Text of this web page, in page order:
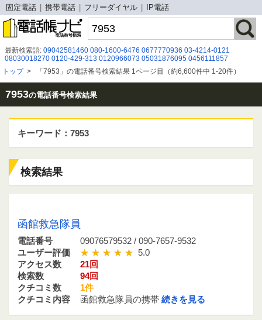
固定電話 携帯電話 フリーダイヤル IP電話
最新検索語: 09042581460 080-1600-6476 0677770936 03-4214-0121
08030018270 0120-429-313 0120966073 05031876095 0456111857
070-3155-3027
0120235601 0800 222 1205 0800-100-7634 09094144657
045-577-0604 08043493957 0120240853 0120 998 827 050 5370 4545
08001232147 08007778550 0120912268 ０３６３１６１０８７
06-6223-6635 08005001137
トップ> 「7953」の電話番号検索結果 1ページ目（約6,600件中 1-20件）
7953の電話番号検索結果
キーワード：7953
検索結果
函館救急隊員
電話番号
09076579532 / 090-7657-9532
ユーザー評価
5.0
アクセス数
21回
検索数
94回
クチコミ数
1件
クチコミ内容
函館救急隊員の携帯 続きを見る